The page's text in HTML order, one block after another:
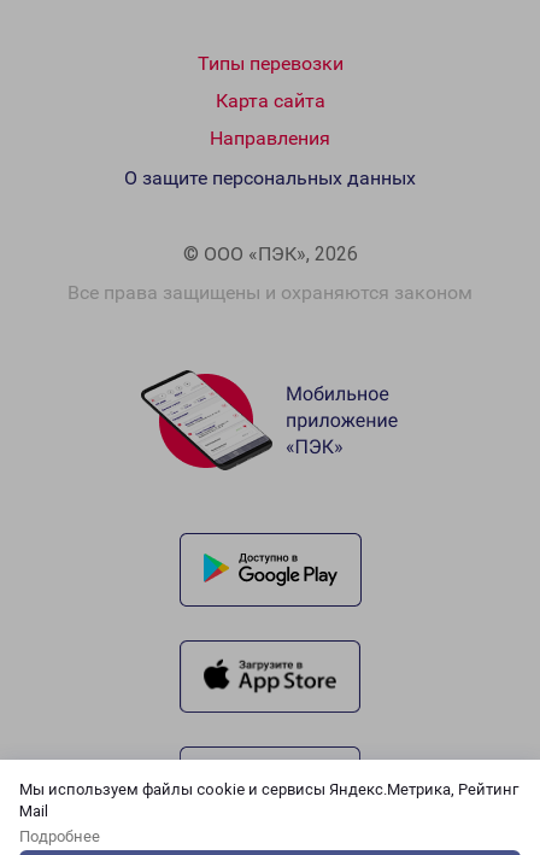
Мы используем файлы cookie и сервисы Яндекс.Метрика, Рейтинг
Mail
Подробнее
Типы перевозки
Карта сайта
Направления
© ООО «ПЭК», 2026
Все права защищены и охраняются законом
О защите персональных данных